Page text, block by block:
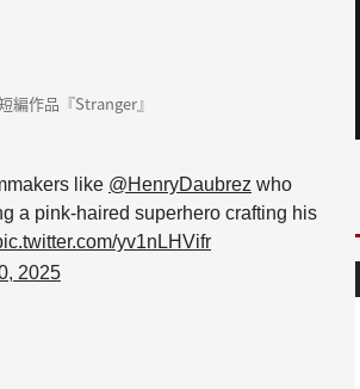
編作品『Stranger』
like @HenryDaubrez who
a pink-haired superhero crafting his
yv1nLHVifr
2025